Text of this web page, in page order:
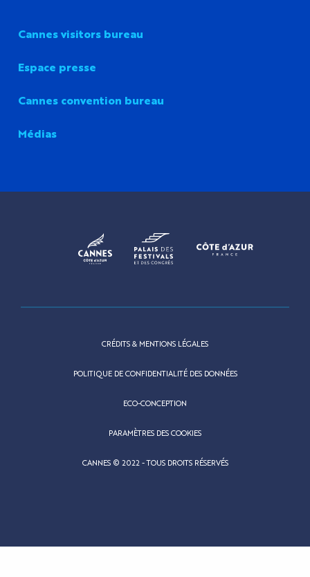
Cannes visitors bureau
Espace presse
Cannes convention bureau
Médias
CRÉDITS & MENTIONS LÉGALES
POLITIQUE DE CONFIDENTIALITÉ DES DONNÉES
ECO-CONCEPTION
PARAMÈTRES DES COOKIES
CANNES © 2022 - TOUS DROITS RÉSERVÉS